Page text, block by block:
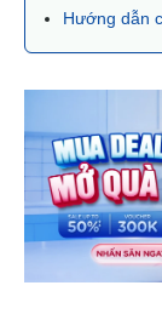
Hướng dẫn